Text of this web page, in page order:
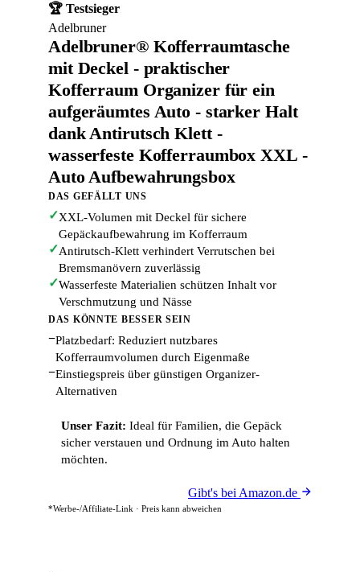
🏆 Testsieger
Adelbruner
Adelbruner® Kofferraumtasche
mit Deckel - praktischer
Kofferraum Organizer für ein
aufgeräumtes Auto - starker Halt
dank Antirutsch Klett -
wasserfeste Kofferraumbox XXL -
Auto Aufbewahrungsbox
DAS GEFÄLLT UNS
✓XXL-Volumen mit Deckel für sichere
Gepäckaufbewahrung im Kofferraum
✓Antirutsch-Klett verhindert Verrutschen bei
Bremsmanövern zuverlässig
✓Wasserfeste Materialien schützen Inhalt vor
Verschmutzung und Nässe
DAS KÖNNTE BESSER SEIN
−Platzbedarf: Reduziert nutzbares
Kofferraumvolumen durch Eigenmaße
−Einstiegspreis über günstigen Organizer-
Alternativen
Unser Fazit: Ideal für Familien, die Gepäck
sicher verstauen und Ordnung im Auto halten
möchten.
Gibt's bei Amazon.de
*Werbe-/Affiliate-Link · Preis kann abweichen